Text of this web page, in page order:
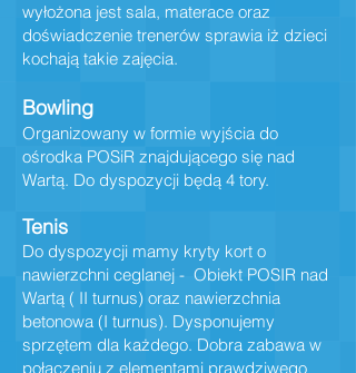
wyłożona jest sala, materace oraz
doświadczenie trenerów sprawia iż dzieci
kochają takie zajęcia.
Bowling
Organizowany w formie wyjścia do
ośrodka POSiR znajdującego się nad
Wartą. Do dyspozycji będą 4 tory.
Tenis
Do dyspozycji mamy kryty kort o
nawierzchni ceglanej - Obiekt POSIR nad
Wartą ( II turnus) oraz nawierzchnia
betonowa (I turnus). Dysponujemy
sprzętem dla każdego. Dobra zabawa w
połączeniu z elementami prawdziwego